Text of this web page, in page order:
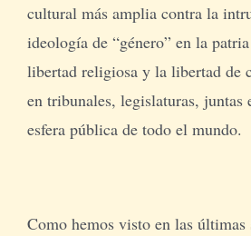
cultural más amplia contra la
ideología de “género” en la
libertad religiosa y la libertad de
en tribunales, legislaturas, juntas
esfera pública de todo el mundo.
Como hemos visto en las últimas